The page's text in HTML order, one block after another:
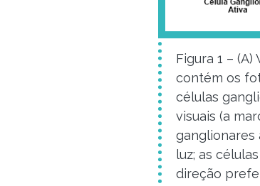
Figura 1 –
contém os
células
visuais (a
ganglionares
luz; as
direção